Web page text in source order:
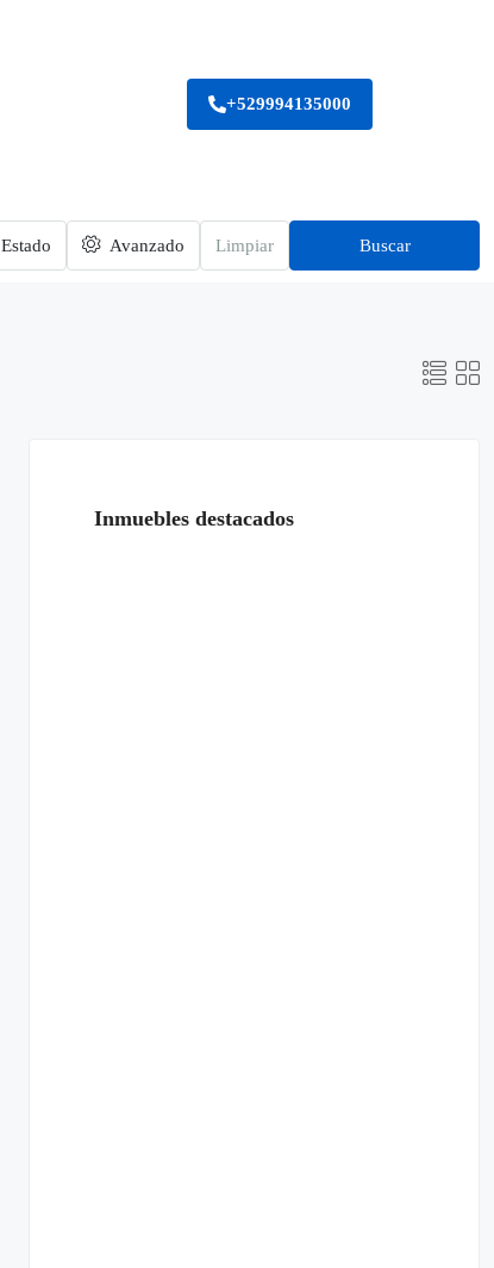
+529994135000
Estado Avanzado Limpiar Buscar
Inmuebles destacados